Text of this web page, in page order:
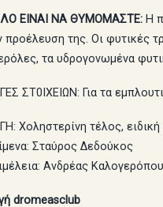
ΕΙΝΑΙ ΝΑ ΘΥΜΟΜΑΣΤΕ: Η
προέλευση της. Οι φυτικές
τα υδρογονωμένα
ΣΤ0ΙΧΕΙΩΝ: Για τα
Χοληστερίνη τέλος,
Σταύρος Δεδούκος
Ανδρέας
dromeasclub